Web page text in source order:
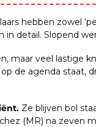
hebben zowel
in detail. Slopend
maar veel lastige
de agenda staat,
Ze blijven bol
(MR) na zeven